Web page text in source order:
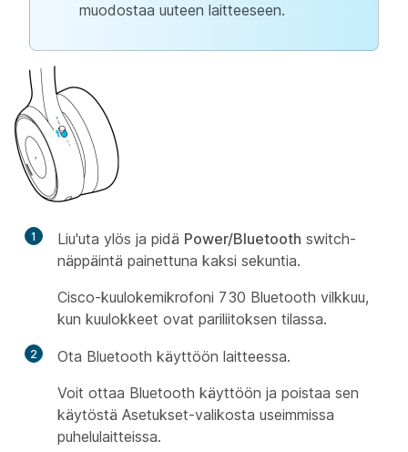
muodostaa uuteen laitteeseen.
1 Liu'uta ylös ja pidä Power/Bluetooth switch-
näppäintä painettuna kaksi sekuntia.
Cisco-kuulokemikrofoni 730 Bluetooth vilkkuu,
kun kuulokkeet ovat pariliitoksen tilassa.
2
Ota Bluetooth käyttöön laitteessa.
Voit ottaa Bluetooth käyttöön ja poistaa sen
käytöstä Asetukset-valikosta useimmissa
puhelulaitteissa.